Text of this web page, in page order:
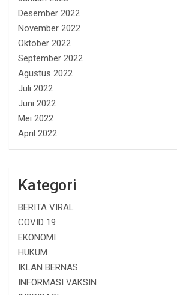
Desember 2022
November 2022
Oktober 2022
September 2022
Agustus 2022
Juli 2022
Juni 2022
Mei 2022
April 2022
Kategori
BERITA VIRAL
COVID 19
EKONOMI
HUKUM
IKLAN BERNAS
INFORMASI VAKSIN